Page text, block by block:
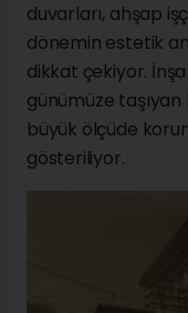
duvarları, ahşap
dönemin estetik
dikkat çekiyor.
günümüze
büyük ölçüde
gösteriliyor.